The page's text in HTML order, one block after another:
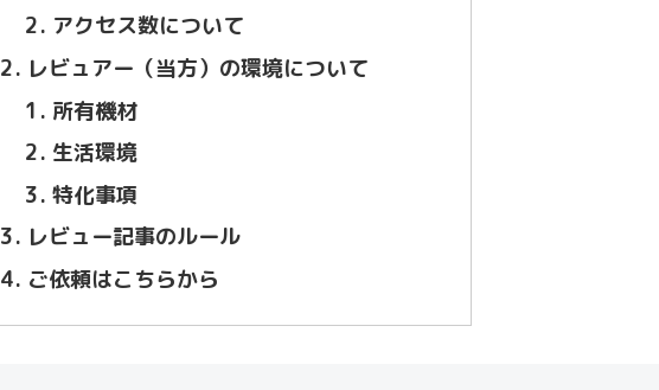
アクセス数について
レビュアー（当方）の環境について
所有機材
生活環境
特化事項
レビュー記事のルール
ご依頼はこちらから